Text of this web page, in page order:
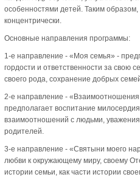
особенностями детей. Таким
концентрически.
Основные направления программы:
1-е направление - «Моя семья» -
гордости и ответственности за
своего рода, сохранение добрых
2-е направление -
предполагает воспитание
взаимоотношений с людьми,
родителей.
3-е направление - «Святыни моего
любви к окружающему миру, своему
истории семьи, как части истории